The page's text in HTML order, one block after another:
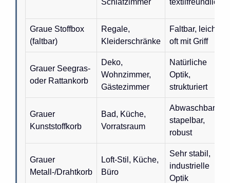
Graue Stoffbox
(faltbar)
Regale,
Kleiderschränke
Faltbar, leicht,
oft mit Griff
Grauer Seegras-
oder Rattankorb
Deko,
Wohnzimmer,
Gästezimmer
Natürliche
Optik,
strukturiert
Grauer
Kunststoffkorb
Bad, Küche,
Vorratsraum
Abwaschbar,
stapelbar,
robust
Grauer
Metall-/Drahtkorb
Loft-Stil, Küche,
Büro
Sehr stabil,
industrielle
Optik